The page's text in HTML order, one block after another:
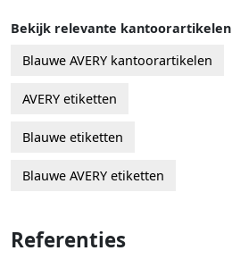
Bekijk relevante kantoorartikelen
Blauwe AVERY kantoorartikelen
AVERY etiketten
Blauwe etiketten
Blauwe AVERY etiketten
Referenties